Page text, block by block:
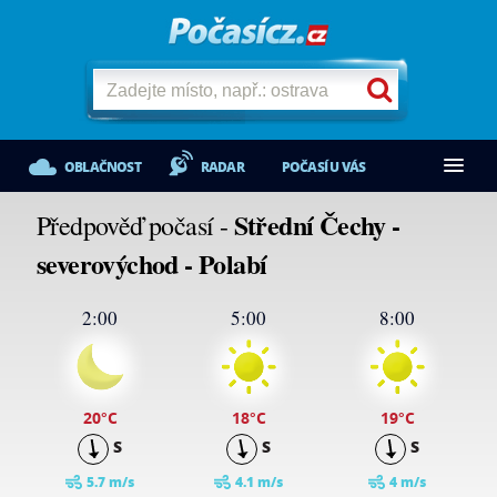
OBLAČNOST RADAR POČASÍ U VÁS
Předpověď počasí -Střední Čechy -
severovýchod - Polabí
2:00
20°C
S
5.7 m/s
5:00
18°C
S
4.1 m/s
8:00
19°C
S
4 m/s